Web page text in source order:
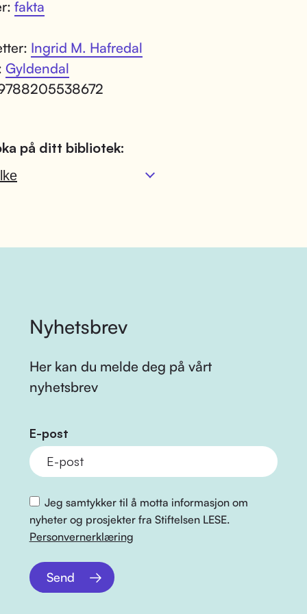
fakta
Ingrid M. Hafredal
Gyldendal
på ditt bibliotek:
Nyhetsbrev
Her kan du melde deg på vårt
nyhetsbrev
E-post
Jeg samtykker til å motta informasjon om
nyheter og prosjekter fra Stiftelsen LESE.
Personvernerklæring
Send